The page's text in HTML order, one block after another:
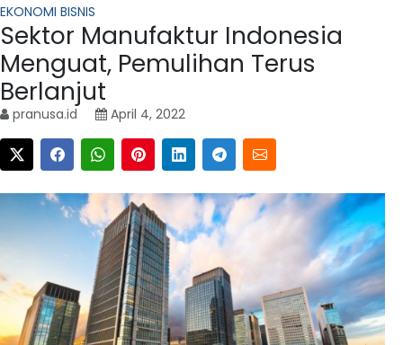
EKONOMI BISNIS
Sektor Manufaktur Indonesia
Menguat, Pemulihan Terus
Berlanjut
pranusa.id April 4, 2022